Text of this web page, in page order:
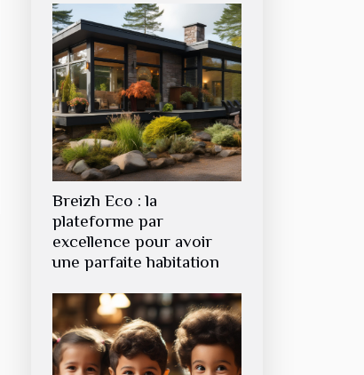
Breizh Eco : la
plateforme par
excellence pour avoir
une parfaite habitation